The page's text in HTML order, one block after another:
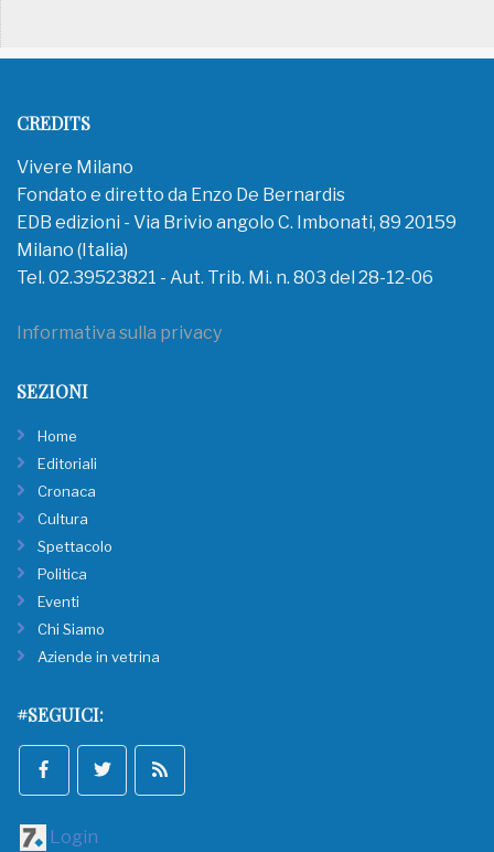
CREDITS
Vivere Milano
Fondato e diretto da Enzo De Bernardis
EDB edizioni - Via Brivio angolo C. Imbonati, 89 20159
Milano (Italia)
Tel. 02.39523821 - Aut. Trib. Mi. n. 803 del 28-12-06
Informativa sulla privacy
SEZIONI
Home
Editoriali
Cronaca
Cultura
Spettacolo
Politica
Eventi
Chi Siamo
Aziende in vetrina
#SEGUICI:
Login